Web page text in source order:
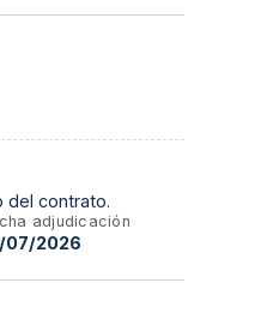
del contrato.
adjudicación
07/2026